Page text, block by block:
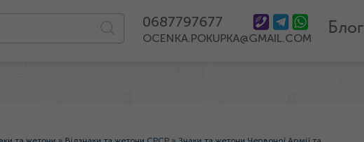
0687797677
OCENKA.POKUPKA@GMAIL.COM Блог